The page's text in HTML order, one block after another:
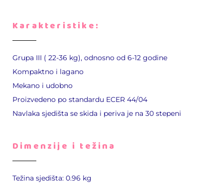
Karakteristike:
Grupa III ( 22-36 kg), odnosno od 6-12 godine
Kompaktno i lagano
Mekano i udobno
Proizvedeno po standardu ECER 44/04
Navlaka sjedišta se skida i periva je na 30 stepeni
Dimenzije i težina
Težina sjedišta: 0.96 kg